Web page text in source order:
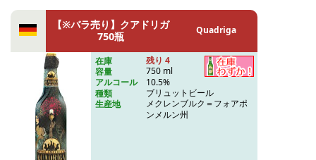
【※バラ売り】クアドリガ
750瓶
Quadriga
在庫
残り 4
容量
750 ml
アルコール
10.5%
種類
ブリュットビール
生産地
メクレンブルク＝フォアポ
ンメルン州